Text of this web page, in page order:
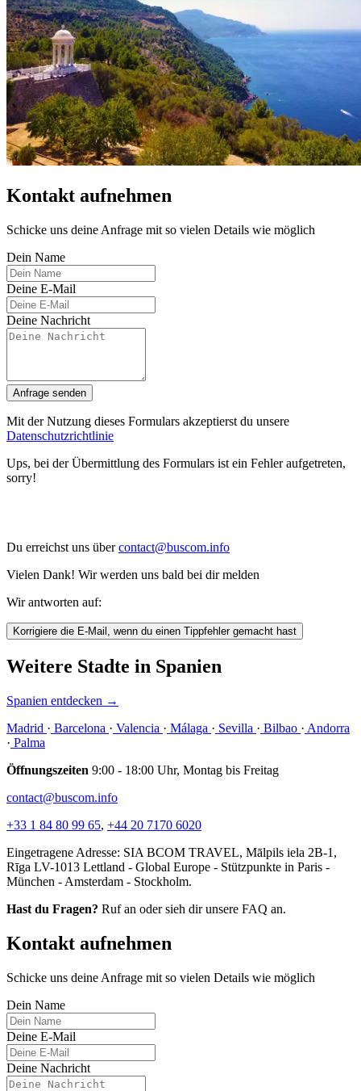
Kontakt aufnehmen
Schicke uns deine Anfrage mit so vielen Details wie möglich
Dein Name
Deine E-Mail
Deine Nachricht
Anfrage senden
Mit der Nutzung dieses Formulars akzeptierst du unsere
Datenschutzrichtlinie
Ups, bei der Übermittlung des Formulars ist ein Fehler aufgetreten,
sorry!
Du erreichst uns übercontact@buscom.info
Vielen Dank! Wir werden uns bald bei dir melden
Wir antworten auf:
Korrigiere die E-Mail, wenn du einen Tippfehler gemacht hast
Weitere Stadte in Spanien
Spanien entdecken →
Madrid · Barcelona · Valencia · Málaga · Sevilla · Bilbao · Andorra
· Palma
Öffnungszeiten 9:00 - 18:00 Uhr, Montag bis Freitag
contact@buscom.info
+33 1 84 80 99 65, +44 20 7170 6020
Eingetragene Adresse: SIA BCOM TRAVEL, Mālpils iela 2B-1,
Rīga LV-1013 Lettland - Global Europe - Stützpunkte in Paris -
München - Amsterdam - Stockholm.
Hast du Fragen? Ruf an oder sieh dir unsere FAQ an.
Kontakt aufnehmen
Schicke uns deine Anfrage mit so vielen Details wie möglich
Dein Name
Deine E-Mail
Deine Nachricht